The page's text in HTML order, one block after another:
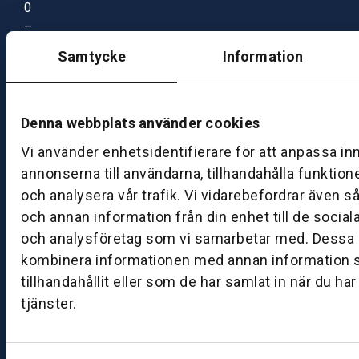
Samtycke Information
Denna webbplats använder cookies
Vi använder enhetsidentifierare för att anpassa
annonserna till användarna, tillhandahålla
och analysera vår trafik. Vi vidarebefordrar även
och annan information från din enhet till de
och analysföretag som vi samarbetar med. Dessa
kombinera informationen med annan information
tillhandahållit eller som de har samlat in när du
tjänster.
0
–
0
B
ut
ik
S
k
d
e
B